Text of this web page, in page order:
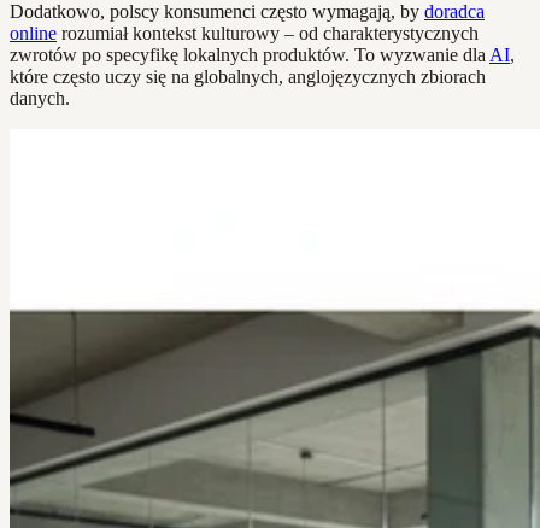
Dodatkowo, polscy konsumenci często wymagają, by doradca
online rozumiał kontekst kulturowy – od charakterystycznych
zwrotów po specyfikę lokalnych produktów. To wyzwanie dla AI,
które często uczy się na globalnych, anglojęzycznych zbiorach
danych.